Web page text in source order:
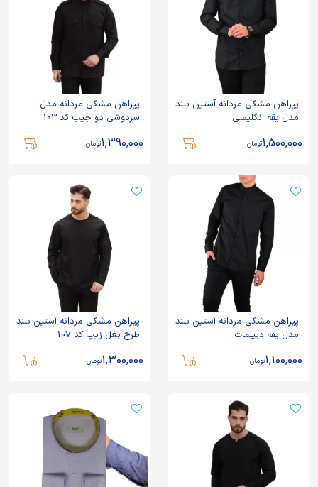
پیراهن مشکی مردانه آستین بلند
مدل یقه انگلیسی
1,500,000تومان
پیراهن مشکی مردانه مدل
سردوشی دو جیب کد 103
1,390,000تومان
پیراهن مشکی مردانه آستین بلند
مدل یقه دیپلمات
1,100,000تومان
پیراهن مشکی مردانه آستین بلند
طرح بغل زیپ کد 107
1,300,000تومان